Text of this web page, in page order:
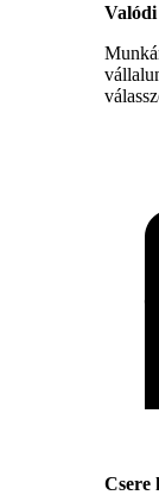
Csere